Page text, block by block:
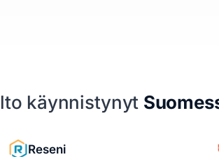
käynnistynyt
Reseni